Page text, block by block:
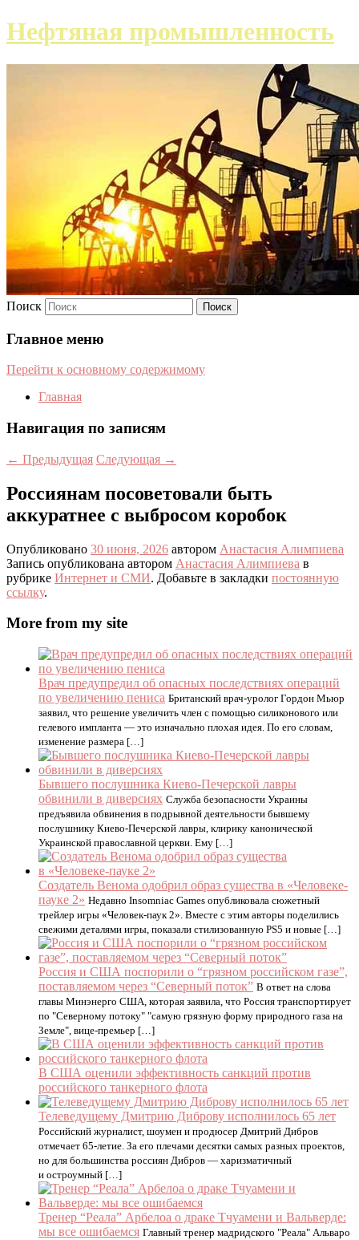
Нефтяная промышленность
Поиск
Главное меню
Перейти к основному содержимому
Главная
Навигация по записям
← Предыдущая Следующая →
Россиянам посоветовали быть
аккуратнее с выбросом коробок
Опубликовано 30 июня, 2026 автором Анастасия Алимпиева
Запись опубликована автором Анастасия Алимпиева в
рубрике Интернет и СМИ. Добавьте в закладки постоянную
ссылку.
More from my site
Врач предупредил об опасных последствиях операций
по увеличению пениса Британский врач-уролог Гордон Мьюр
заявил, что решение увеличить член с помощью силиконового или
гелевого импланта — это изначально плохая идея. По его словам,
изменение размера […]
Бывшего послушника Киево-Печерской лавры
обвинили в диверсиях Служба безопасности Украины
предъявила обвинения в подрывной деятельности бывшему
послушнику Киево-Печерской лавры, клирику канонической
Украинской православной церкви. Ему […]
Создатель Венома одобрил образ существа в «Человеке-
пауке 2» Недавно Insomniac Games опубликовала сюжетный
трейлер игры «Человек-паук 2». Вместе с этим авторы поделились
свежими деталями игры, показали стилизованную PS5 и новые […]
Россия и США поспорили о “грязном российском газе”,
поставляемом через “Северный поток” В ответ на слова
главы Минэнерго США, которая заявила, что Россия транспортирует
по "Северному потоку" "самую грязную форму природного газа на
Земле", вице-премьер […]
В США оценили эффективность санкций против
российского танкерного флота
Телеведущему Дмитрию Диброву исполнилось 65 лет
Российский журналист, шоумен и продюсер Дмитрий Дибров
отмечает 65-летие. За его плечами десятки самых разных проектов,
но для большинства россиян Дибров — харизматичный
и остроумный […]
Тренер “Реала” Арбелоа о драке Тчуамени и Вальверде:
мы все ошибаемся Главный тренер мадридского "Реала" Альваро